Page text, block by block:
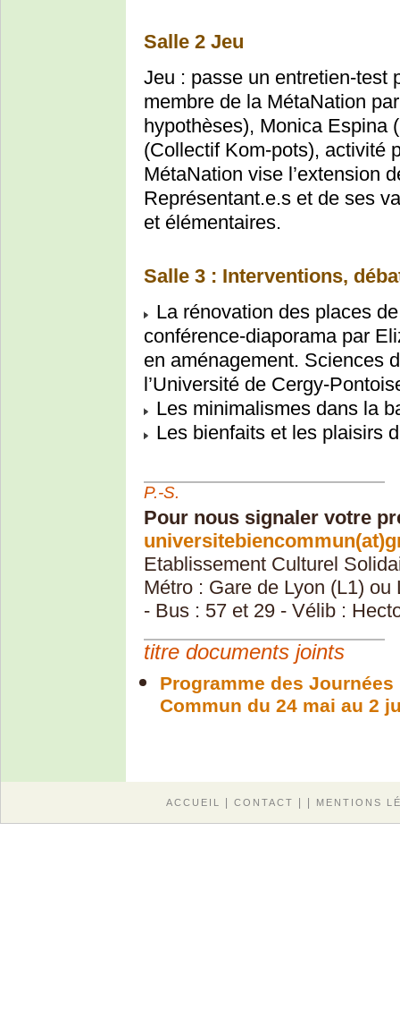
Salle 2 Jeu
Jeu : passe un entretien-test
membre de la MétaNation
hypothèses), Monica Espina
(Collectif Kom-pots), activité
MétaNation vise l’extension
Représentant.e.s et de ses
et élémentaires.
Salle 3 : Interventions,
La rénovation des places
conférence-diaporama par
en aménagement. Sciences
l’Université de Cergy-
Les minimalismes dans la
Les bienfaits et les plaisirs
P.-S.
Pour nous signaler votre
Etablissement Culturel
Métro : Gare de Lyon (L1)
- Bus : 57 et 29 - Vélib :
titre documents joints
Programme des
Commun du 24 mai au 2
ACCUEIL CONTACT MENTIONS